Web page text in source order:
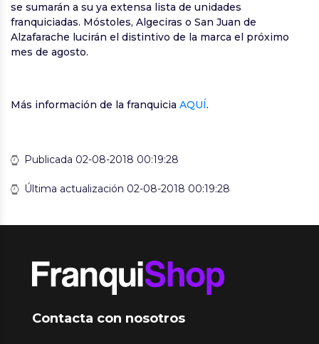
se sumarán a su ya extensa lista de unidades
franquiciadas. Móstoles, Algeciras o San Juan de
Alzafarache lucirán el distintivo de la marca el próximo
mes de agosto.
Más información de la franquicia AQUÍ.
Publicada 02-08-2018 00:19:28
Última actualización 02-08-2018 00:19:28
Contacta con nosotros